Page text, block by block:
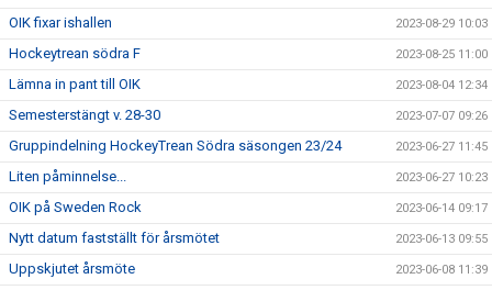
OIK fixar ishallen 2023-08-29 10:03
Hockeytrean södra F 2023-08-25 11:00
Lämna in pant till OIK 2023-08-04 12:34
Semesterstängt v. 28-30 2023-07-07 09:26
Gruppindelning HockeyTrean Södra säsongen 23/24 2023-06-27 11:45
Liten påminnelse... 2023-06-27 10:23
OIK på Sweden Rock 2023-06-14 09:17
Nytt datum fastställt för årsmötet 2023-06-13 09:55
Uppskjutet årsmöte 2023-06-08 11:39